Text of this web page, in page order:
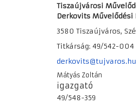
Tiszaújvárosi
Derkovits Művelődési
3580 Tiszaújváros,
Titkárság: 49/542-004
derkovits@tujvaros.hu
Mátyás Zoltán
igazgató
49/548-359